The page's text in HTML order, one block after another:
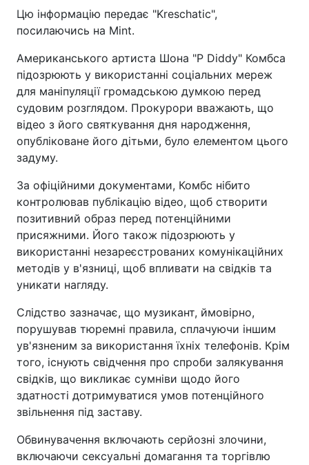
Цю інформацію передає "Kreschatic",
посилаючись на Mint.
Американського артиста Шона "P Diddy" Комбса
підозрюють у використанні соціальних мереж
для маніпуляції громадською думкою перед
судовим розглядом. Прокурори вважають, що
відео з його святкування дня народження,
опубліковане його дітьми, було елементом цього
задуму.
За офіційними документами, Комбс нібито
контролював публікацію відео, щоб створити
позитивний образ перед потенційними
присяжними. Його також підозрюють у
використанні незареєстрованих комунікаційних
методів у в'язниці, щоб впливати на свідків та
уникати нагляду.
Слідство зазначає, що музикант, ймовірно,
порушував тюремні правила, сплачуючи іншим
ув'язненим за використання їхніх телефонів. Крім
того, існують свідчення про спроби залякування
свідків, що викликає сумніви щодо його
здатності дотримуватися умов потенційного
звільнення під заставу.
Обвинувачення включають серйозні злочини,
включаючи сексуальні домагання та торгівлю